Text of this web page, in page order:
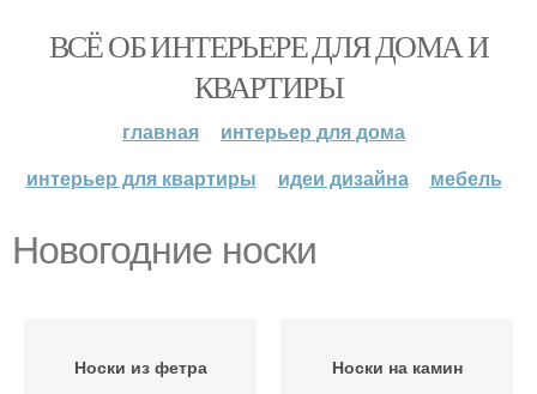
ВСЁ ОБ ИНТЕРЬЕРЕ ДЛЯ ДОМА И
КВАРТИРЫ
главная
интерьер для дома
интерьер для квартиры
идеи дизайна мебель
Новогодние носки
Носки из фетра Носки на камин